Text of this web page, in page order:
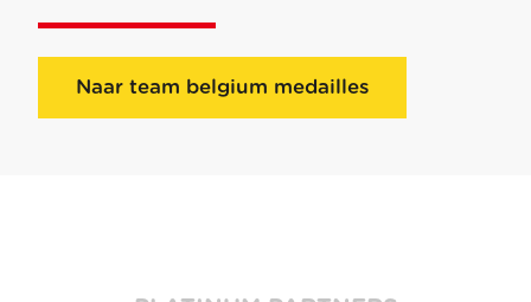
Naar team belgium medailles